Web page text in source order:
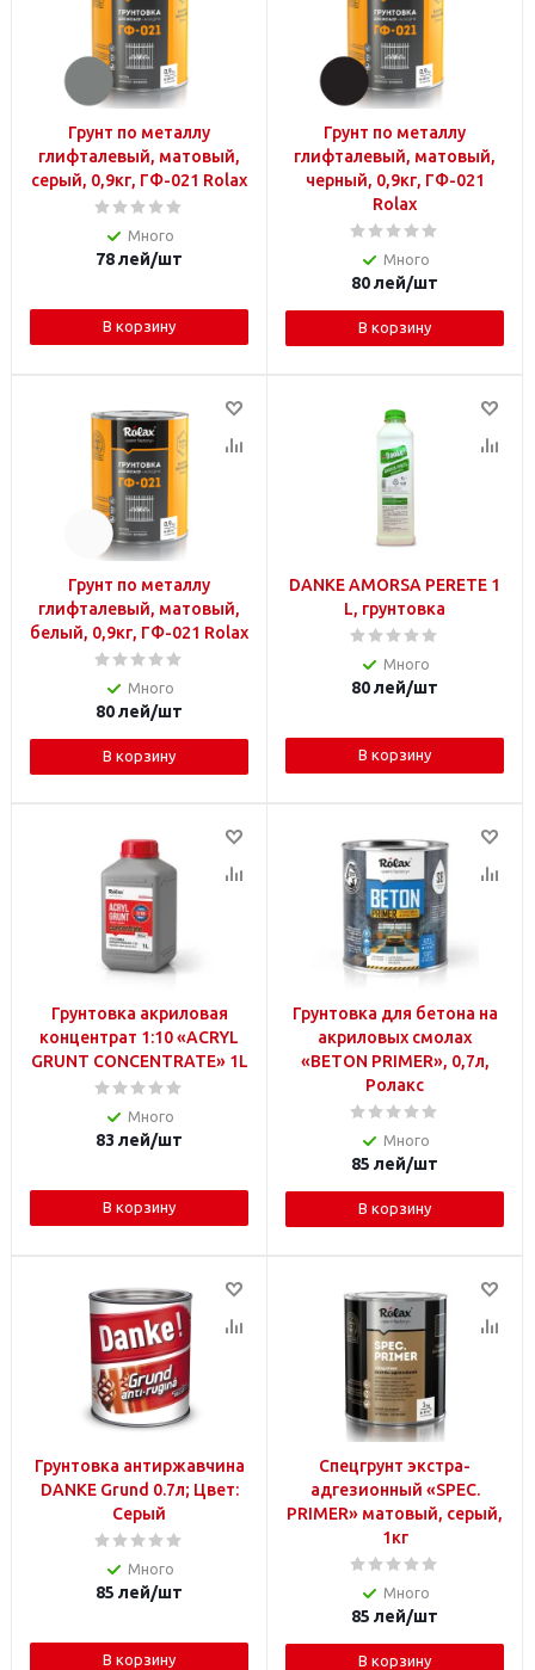
Грунт по металлу
глифталевый, матовый,
серый, 0,9кг, ГФ-021 Rolax
Много
78лей/шт
В корзину
Грунт по металлу
глифталевый, матовый,
черный, 0,9кг, ГФ-021
Rolax
Много
80лей/шт
В корзину
Грунт по металлу
глифталевый, матовый,
белый, 0,9кг, ГФ-021 Rolax
Много
80лей/шт
В корзину
DANKE AMORSA PERETE 1
L, грунтовка
Много
80лей/шт
В корзину
Грунтовка акриловая
концентрат 1:10 «ACRYL
GRUNT CONCENTRATE» 1L
Много
83 лей/шт
В корзину
Грунтовка для бетона на
акриловых смолах
«BETON PRIMER», 0,7л,
Ролакс
Много
85 лей/шт
В корзину
Грунтовка антиржавчина
DANKE Grund 0.7л; Цвет:
Серый
Много
85 лей/шт
В корзину
Спецгрунт экстра-
адгезионный «SPEC.
PRIMER» матовый, серый,
1кг
Много
85 лей/шт
В корзину